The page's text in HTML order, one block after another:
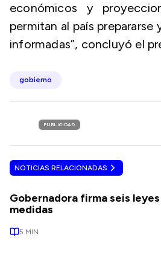
económicos y
permitan al país
informadas”, concluyó el
gobierno
PUBLICIDAD
NOTICIAS RELACIONADAS
Gobernadora firma seis
medidas
5 MIN